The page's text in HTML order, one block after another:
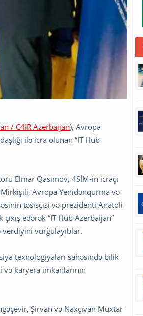
/ C4IR Azerbaijan), Avropa
ilə icra olunan “IT Hub
Elmar Qasımov, 4SİM-in icraçı
Avropa Yenidənqurma və
təsisçisi və prezidenti Anatoli
edərək “IT Hub Azerbaijan”
verdiyini vurğulayıblar.
texnologiyaları sahəsində bilik
və karyera imkanlarının
Şirvan və Naxçıvan Muxtar